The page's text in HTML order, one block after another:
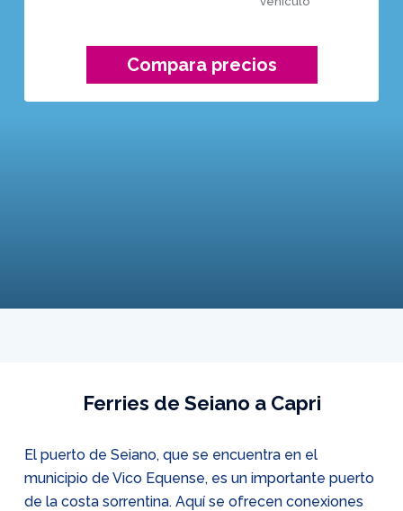
Compara precios
Ferries de Seiano a Capri
El puerto de Seiano, que se encuentra en el
municipio de Vico Equense, es un importante puerto
de la costa sorrentina. Aquí se ofrecen conexiones